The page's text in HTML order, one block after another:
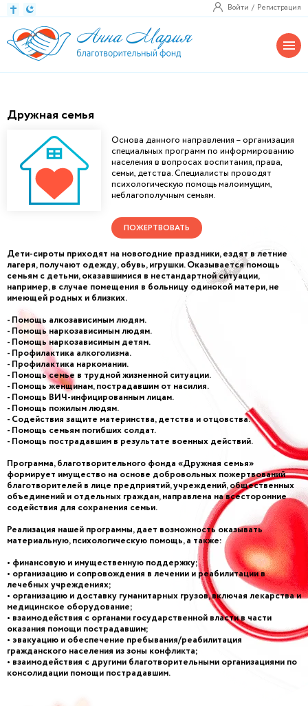
Войти Регистрация
Дружная семья
Основа данного направления – организация
специальных программ по информированию
населения в вопросах воспитания, права,
семьи, детства. Специалисты проводят
психологическую помощь малоимущим,
неблагополучным семьям.
ПОЖЕРТВОВАТЬ
Дети-сироты приходят на новогодние праздники, ездят в летние
лагеря, получают одежду, обувь, игрушки. Оказывается помощь
семьям с детьми, оказавшимися в нестандартной ситуации,
например, в случае помещения в больницу одинокой матери, не
имеющей родных и близких.
- Помощь алкозависимым людям.
- Помощь наркозависимым людям.
- Помощь наркозависимым детям.
- Профилактика алкоголизма.
- Профилактика наркомании.
- Помощь семье в трудной жизненной ситуации.
- Помощь женщинам, пострадавшим от насилия.
- Помощь ВИЧ-инфицированным лицам.
- Помощь пожилым людям.
- Содействия защите материнства, детства и отцовства.
- Помощь семьям погибших солдат.
- Помощь пострадавшим в результате военных действий.
Программа, благотворительного фонда «Дружная семья»
формирует имущество на основе добровольных пожертвований
благотворителей в лице предприятий, учреждений, общественных
объединений и отдельных граждан, направлена на всесторонние
содействия для сохранения семьи.
Реализация нашей программы, дает возможность оказывать
материальную, психологическую помощь, а также:
• финансовую и имущественную поддержку;
• организацию и сопровождения в лечении и реабилитации в
лечебных учреждениях;
• организацию и доставку гуманитарных грузов, включая лекарства и
медицинское оборудование;
• взаимодействия с органами государственной власти в части
оказания помощи пострадавшим;
• эвакуацию и обеспечение пребывания/реабилитация
гражданского населения из зоны конфликта;
• взаимодействия с другими благотворительными организациями по
консолидации помощи пострадавшим.